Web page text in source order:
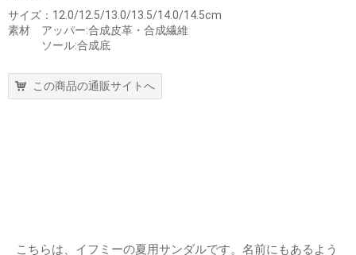
サイズ：12.0/12.5/13.0/13.5/14.0/14.5cm
素材 アッパー:合成皮革・合成繊維
ソール:合成底
この商品の通販サイトへ
こちらは、イフミーの夏用サンダルです。名前にもあるよう